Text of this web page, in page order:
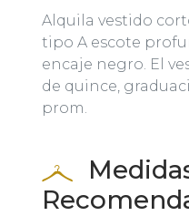
Alquila vestido
tipo A escote
encaje negro. El
de quince,
prom.